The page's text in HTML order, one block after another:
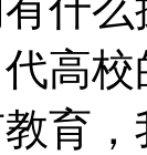
什
高
育